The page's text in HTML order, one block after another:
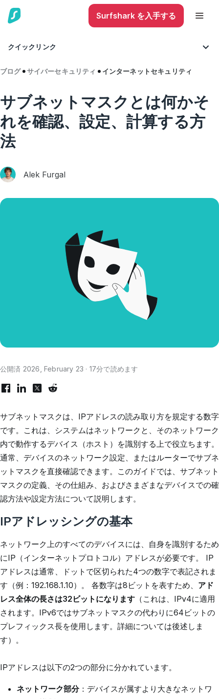
Surfshark を入手する
クイックリンク
ブログ サイバーセキュリティ インターネットセキュリティ
サブネットマスクとは何かそ
れを確認、設定、計算する方
法
Alek Furgal
公開済 2026, February 23 · 17分で読めます
サブネットマスクは、IPアドレスの読み取り方を規定する数字
です。これは、システムはネットワークと、そのネットワーク
内で動作するデバイス（ホスト）を識別する上で役立ちます。
通常、デバイスのネットワーク設定、またはルーターでサブネ
ットマスクを直接確認できます。このガイドでは、サブネット
マスクの定義、その仕組み、およびさまざまなデバイスでの確
認方法や設定方法について説明します。
IPアドレッシングの基本
ネットワーク上のすべてのデバイスには、自身を識別するため
にIP（インターネットプロトコル）アドレスが必要です。 IP
アドレスは通常、ドットで区切られた4つの数字で表記されま
す（例：192.168.1.10）。 各数字は8ビットを表すため、 アド
レス全体の長さは32ビットになります（これは、IPv4に適用
されます。IPv6ではサブネットマスクの代わりに64ビットの
プレフィックス長を使用します。詳細については後述しま
す）。
IPアドレスは以下の2つの部分に分かれています。
ネットワーク部分：デバイスが属すより大きなネットワ